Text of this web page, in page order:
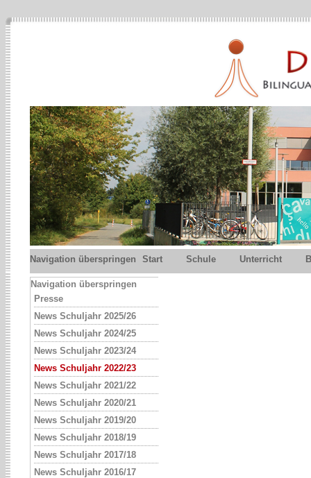
Navigation überspringen Start Schule Unterricht
Navigation überspringen
Presse
News Schuljahr 2025/26
News Schuljahr 2024/25
News Schuljahr 2023/24
News Schuljahr 2022/23
News Schuljahr 2021/22
News Schuljahr 2020/21
News Schuljahr 2019/20
News Schuljahr 2018/19
News Schuljahr 2017/18
News Schuljahr 2016/17